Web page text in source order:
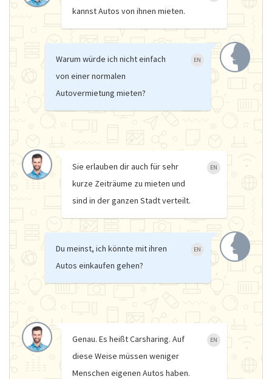
kannst Autos von ihnen mieten.
Warum würde ich nicht einfach
von einer normalen
Autovermietung mieten?
EN
Sie erlauben dir auch für sehr
kurze Zeiträume zu mieten und
sind in der ganzen Stadt verteilt.
EN
Du meinst, ich könnte mit ihren
Autos einkaufen gehen?
EN
Genau. Es heißt Carsharing. Auf
diese Weise müssen weniger
Menschen eigenen Autos haben.
EN